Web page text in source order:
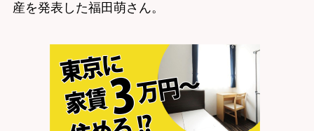
産を発表した福田萌さん。